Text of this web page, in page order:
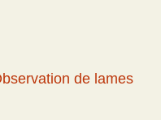
de lames